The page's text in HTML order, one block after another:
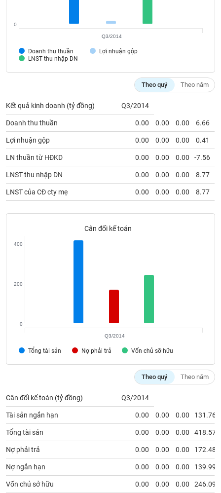
Doanh thu thuần
Lợi nhuận gộp
LNST thu nhập DN
0
Q3/2014
Theo quý Theo năm
Kết quả kinh doanh (tỷ đồng) Q3/2014
Doanh thu thuần 0.00 0.00 0.00 6.66
Lợi nhuận gộp 0.00 0.00 0.00 0.41
LN thuần từ HĐKD 0.00 0.00 0.00 -7.56
LNST thu nhập DN 0.00 0.00 0.00 8.77
LNST của CĐ cty mẹ 0.00 0.00 0.00 8.77
Cân đối kế toán
Tổng tài sản Nợ phải trả Vốn chủ sỡ hữu
0
200
400
Q3/2014
Theo quý Theo năm
Cân đối kế toán (tỷ đồng) Q3/2014
Tài sản ngắn hạn 0.00 0.00 0.00 131.76
Tổng tài sản 0.00 0.00 0.00 418.57
Nợ phải trả 0.00 0.00 0.00 172.48
Nợ ngắn hạn 0.00 0.00 0.00 139.99
Vốn chủ sở hữu 0.00 0.00 0.00 246.09
KHỎE
TÀI
CÔNG
NGHỆ
THÔNG
TIN
DỊCH
TRUYỀN
THÔNG
BẤT
ĐỘNG
Mã
chứng
khoán
(-)
Tất cả
Lãnh
đạo
(-)